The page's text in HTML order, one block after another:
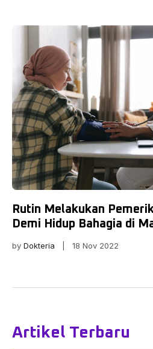
Rutin Melakukan
Demi Hidup Bahagia di
by Dokteria | 18 Nov 2022
Artikel Terbaru